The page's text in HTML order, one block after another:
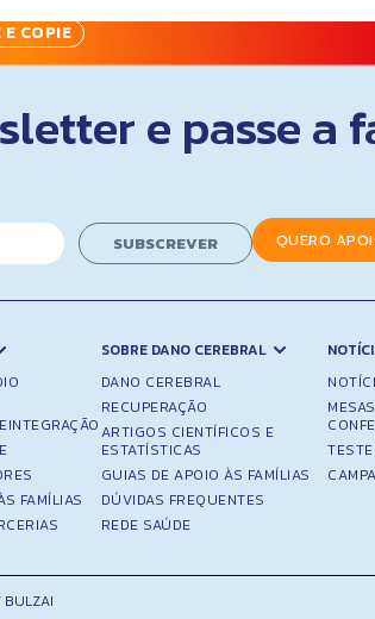
COPIE
e passe a
SUBSCREVER QUERO
FAMÍLIAS
SOBRE DANO CEREBRAL
DANO CEREBRAL
RECUPERAÇÃO
ARTIGOS CIENTÍFICOS E
ESTATÍSTICAS
GUIAS DE APOIO ÀS FAMÍLIAS
DÚVIDAS FREQUENTES
REDE SAÚDE
BULZAI